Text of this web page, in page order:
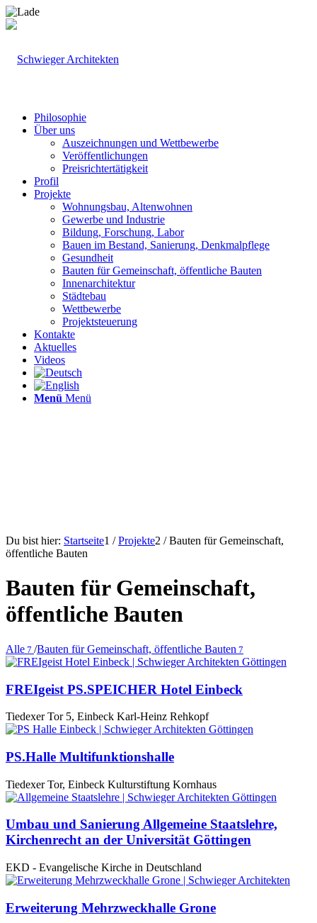
Philosophie
Über uns
Auszeichnungen und Wettbewerbe
Veröffentlichungen
Preisrichtertätigkeit
Profil
Projekte
Wohnungsbau, Altenwohnen
Gewerbe und Industrie
Bildung, Forschung, Labor
Bauen im Bestand, Sanierung, Denkmalpflege
Gesundheit
Bauten für Gemeinschaft, öffentliche Bauten
Innenarchitektur
Städtebau
Wettbewerbe
Projektsteuerung
Kontakte
Aktuelles
Videos
Menü Menü
Du bist hier: Startseite1 / Projekte2 / Bauten für Gemeinschaft,
öffentliche Bauten
Bauten für Gemeinschaft,
öffentliche Bauten
Alle 7 /Bauten für Gemeinschaft, öffentliche Bauten 7
FREIgeist PS.SPEICHER Hotel Einbeck
Tiedexer Tor 5, Einbeck Karl-Heinz Rehkopf
PS.Halle Multifunktionshalle
Tiedexer Tor, Einbeck Kulturstiftung Kornhaus
Umbau und Sanierung Allgemeine Staatslehre,
Kirchenrecht an der Universität Göttingen
EKD - Evangelische Kirche in Deutschland
Erweiterung Mehrzweckhalle Grone